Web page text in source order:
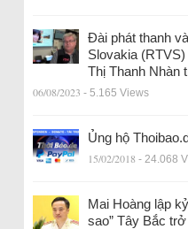
Đài phát thanh
Slovakia
Thị Thanh Nhàn
06/08/2023 - 5.165 Views
Ủng hộ
15/02/2018 - 24.068
Mai Hoàng lập
sao” Tây Bắc